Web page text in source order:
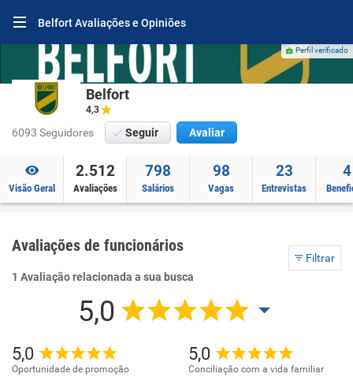
Belfort Avaliações e Opiniões
Perfil verificado
Belfort
4,3
6093 Seguidores Seguir Avaliar
Visão Geral
2.512
Avaliações
798
Salários
98
Vagas
23
Entrevistas
4
Avaliações de funcionários
Filtrar
1 Avaliação relacionada a sua busca
5,0
5,0
Oportunidade de promoção
5,0
Conciliação com a vida familiar